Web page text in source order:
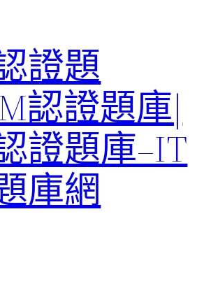
證題
認證題庫|
證題庫–IT
庫網